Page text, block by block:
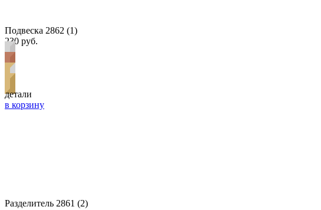
Подвеска 2862 (1)
230 руб.
детали
в корзину
Разделитель 2861 (2)